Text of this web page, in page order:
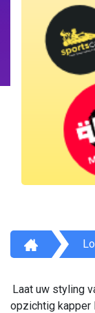
Laat uw styling
opzichtig kapper